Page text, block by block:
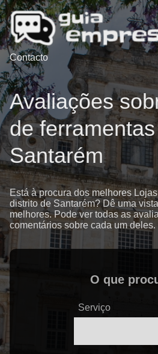
Contacto
Avaliações
de
Santarém
Está à procura dos melhores
distrito de Santarém? Dê uma
melhores. Pode ver todas as
comentários sobre cada um deles.
O que
Serviço